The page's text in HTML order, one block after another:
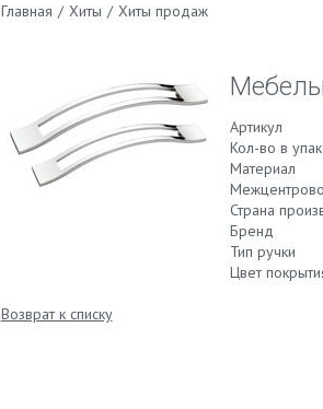
Главная / Хиты / Хиты продаж
Артикул
Кол-во в
Материал
Страна
Бренд
Тип ручки
Цвет
Возврат к списку